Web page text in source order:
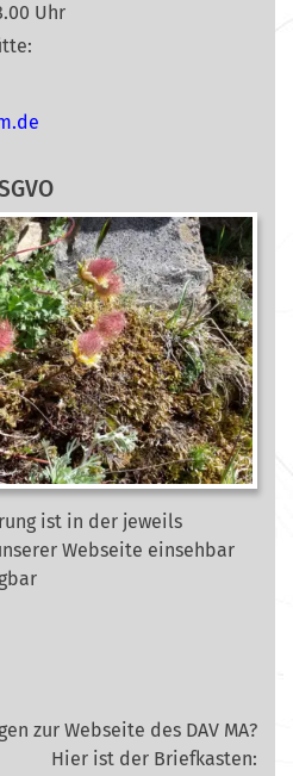
Uhr
ist in der jeweils
Webseite einsehbar
zur Webseite des DAV MA?
Hier ist der Briefkasten: